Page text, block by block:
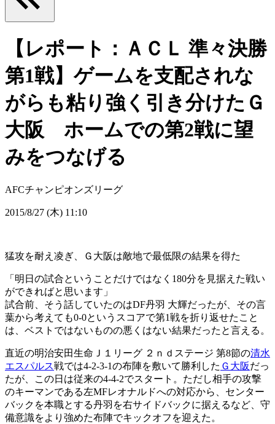
【レポート：ＡＣＬ 準々決勝
第1戦】ゲームを支配されな
がらも粘り強く引き分けたＧ
大阪 ホームでの第2戦に望
みをつなげる
AFCチャンピオンズリーグ
2015/8/27 (木) 11:10
猛攻を耐え凌ぎ、Ｇ大阪は敵地で最低限の結果を得た
「明日の試合ということだけではなく180分を見据えた戦い
ができればと思います」
試合前、そう話していたのはDF丹羽 大輝だったが、その言
葉から考えても0-0というスコアで第1戦を折り返せたこと
は、ベストではないものの悪くはない結果だったと言える。
直近の明治安田生命Ｊ１リーグ ２ｎｄステージ 第8節の清水
エスパルス戦では4-2-3-1の布陣を敷いて勝利した Ｇ大阪だっ
たが、この日は従来の4-4-2でスタート。ただし相手の攻撃
のキーマンである左MFレオナルドへの対応から、センター
バックを本職とする丹羽を右サイドバックに据えるなど、守
備意識をより強めた布陣でキックオフを迎えた。